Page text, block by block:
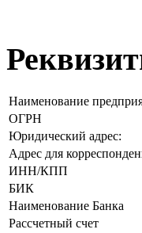
Наименование
ОГРН
Юридический адрес:
Адрес для
ИНН/КПП
БИК
Наименование Банка
Рассчетный счет